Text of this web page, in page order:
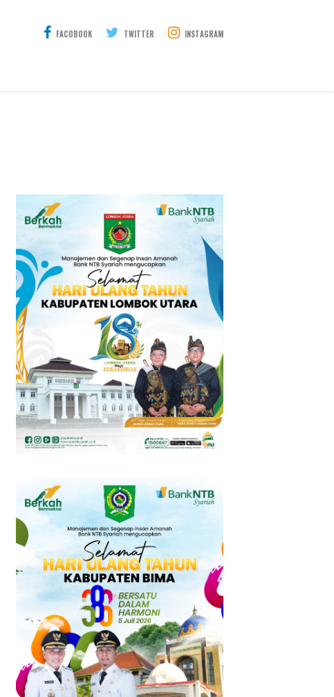
FACOBOOK TWITTER INSTAGRAM